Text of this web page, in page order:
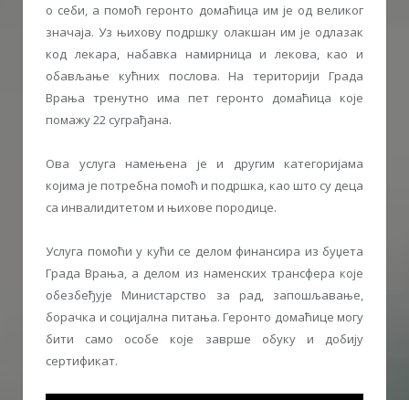
о себи, а помоћ геронто домаћица им је од великог
значаја. Уз њихову подршку олакшан им је одлазак
код лекара, набавка намирница и лекова, као и
обављање кућних послова. На територији Града
Врања тренутно има пет геронто домаћица које
помажу 22 суграђана.
Ова услуга намењена је и другим категоријама
којима је потребна помоћ и подршка, као што су деца
са инвалидитетом и њихове породице.
Услуга помоћи у кући се делом финансира из буџета
Града Врања, а делом из наменских трансфера које
обезбеђује Министарство за рад, запошљавање,
борачка и социјална питања. Геронто домаћице могу
бити само особе које заврше обуку и добију
сертификат.